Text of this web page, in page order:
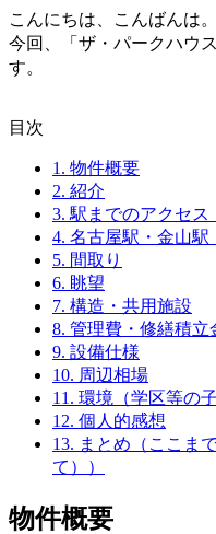
こんにちは、こんばんは
今回、「ザ・パークハウ
す。
目次
1. 物件概要
2. 紹介
3. 駅までのアクセス
4. 名古屋駅・金山駅
5. 間取り
6. 眺望
7. 構造・共用施設
8. 管理費・修繕積立
9. 設備仕様
10. 周辺相場
11. 環境（学区等の
12. 個人的感想
13. まとめ（ここま
て））
物件概要